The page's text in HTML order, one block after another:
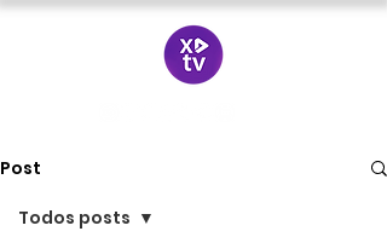
Post
Todos posts